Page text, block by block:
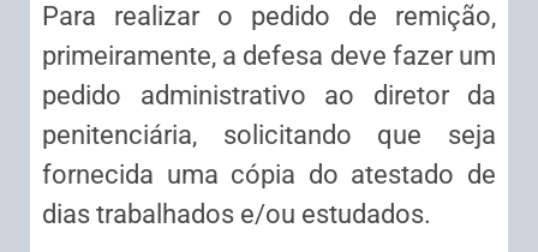
Para realizar o pedido de remição,
primeiramente, a defesa deve fazer um
pedido administrativo ao diretor da
penitenciária, solicitando que seja
fornecida uma cópia do atestado de
dias trabalhados e/ou estudados.